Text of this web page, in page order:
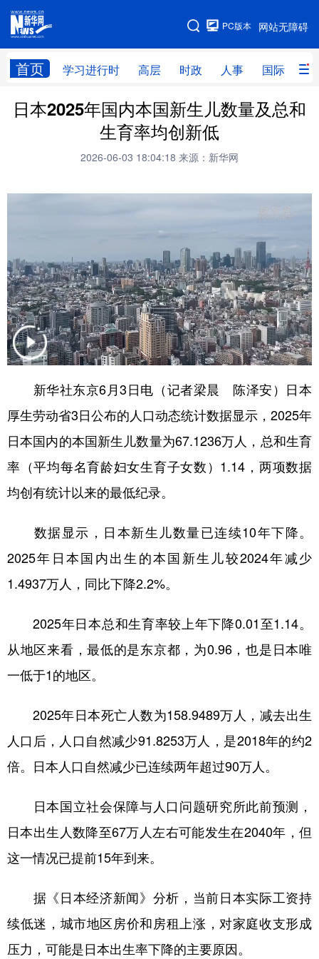
网站无障碍
PC版本
首页 学习进行时 高层 时政 人事 国际 财
网站地图
学习进行时 高层 时政 人事
财经 网评
全球连线
科技 科创 量子 体育
视频 图片 政务
法律 中央文件 金融 汽车
食品 人居 信息化 数字经济
学术中国 乡村振兴 银龄 溯源中国
彩票 娱乐 时尚
公益 一带一路 亚太网 上市公司
文化产业
地方频道
北京 天津 河北 山西
辽宁 吉林
山东 河南 湖北 湖南
广东
陕西 甘肃 青海 宁夏
新疆 内蒙古 黑龙江
多语种频道
English Español
Deutsch Português
日本2025年国内本国新生儿数量及总和
生育率均创新低
2026-06-03 18:04:18 来源：新华网
新华社东京6月3日电（记者梁晨 陈泽安）日本
厚生劳动省3日公布的人口动态统计数据显示，2025年
日本国内的本国新生儿数量为67.1236万人，总和生育
率（平均每名育龄妇女生育子女数）1.14，两项数据
均创有统计以来的最低纪录。
数据显示，日本新生儿数量已连续10年下降。
2025年日本国内出生的本国新生儿较2024年减少
1.4937万人，同比下降2.2%。
2025年日本总和生育率较上年下降0.01至1.14。
从地区来看，最低的是东京都，为0.96，也是日本唯
一低于1的地区。
2025年日本死亡人数为158.9489万人，减去出生
人口后，人口自然减少91.8253万人，是2018年的约2
倍。日本人口自然减少已连续两年超过90万人。
日本国立社会保障与人口问题研究所此前预测，
日本出生人数降至67万人左右可能发生在2040年，但
这一情况已提前15年到来。
据《日本经济新闻》分析，当前日本实际工资持
续低迷，城市地区房价和房租上涨，对家庭收支形成
压力，可能是日本出生率下降的主要原因。